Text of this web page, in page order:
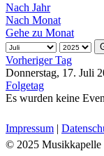
Nach Jahr
Nach Monat
Gehe zu Monat
Vorheriger Tag
Donnerstag, 17. Juli
Folgetag
Es wurden keine
Impressum |
© 2025 Musikkapelle